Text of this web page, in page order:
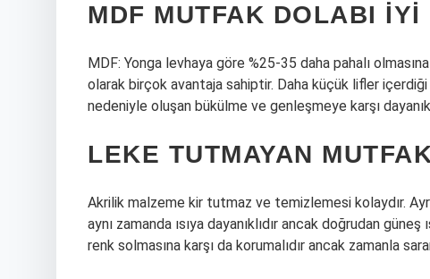
MDF MUTFAK DOLABI IYI
MDF: Yonga levhaya göre %25-35 daha pahalı
olarak birçok avantaja sahiptir. Daha küçük lifler içerdiği
nedeniyle oluşan bükülme ve genleşmeye karşı
LEKE TUTMAYAN
Akrilik malzeme kir tutmaz ve temizlemesi kolaydır.
aynı zamanda ısıya dayanıklıdır ancak doğrudan güneş
renk solmasına karşı da korumalıdır ancak zamanla